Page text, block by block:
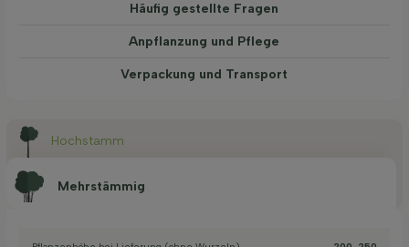
Häufig gestellte Fragen
Anpflanzung und Pflege
Verpackung und Transport
Mehrstämmig
Hochstamm